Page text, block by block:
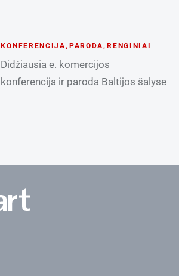
KONFERENCIJA , PARODA ,RENGINIAI
Didžiausia e. komercijos
konferencija ir paroda Baltijos šalyse